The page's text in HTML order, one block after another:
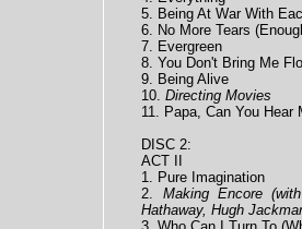
5. Being At War With
6. No More Tears
7. Evergreen
8. You Don't Bring Me
9. Being Alive
10.Directing Movies
11. Papa, Can You Hear
DISC 2:
ACT II
1. Pure Imagination
2. Making Encore
Hathaway, Hugh